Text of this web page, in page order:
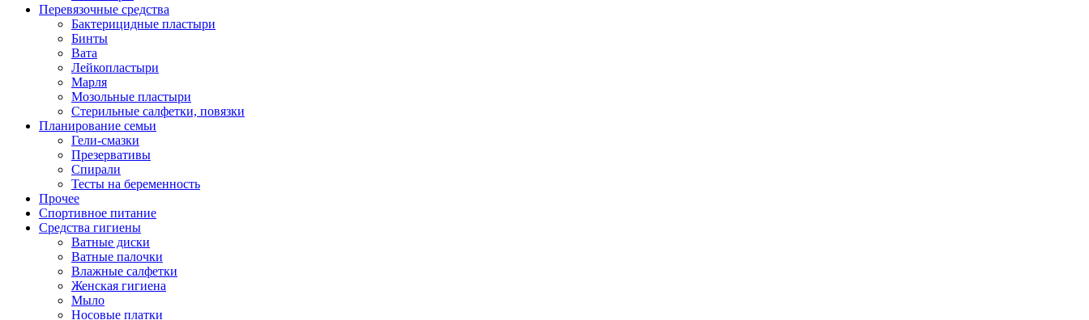
Перевязочные средства
Бактерицидные пластыри
Бинты
Вата
Лейкопластыри
Марля
Мозольные пластыри
Стерильные салфетки, повязки
Планирование семьи
Гели-смазки
Презервативы
Спирали
Тесты на беременность
Прочее
Спортивное питание
Средства гигиены
Ватные диски
Ватные палочки
Влажные салфетки
Женская гигиена
Мыло
Носовые платки